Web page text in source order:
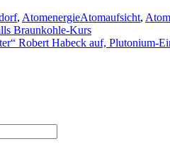
, AtomenergieAtomaufsicht,
Braunkohle-Kurs
Robert Habeck auf, Plutonium-